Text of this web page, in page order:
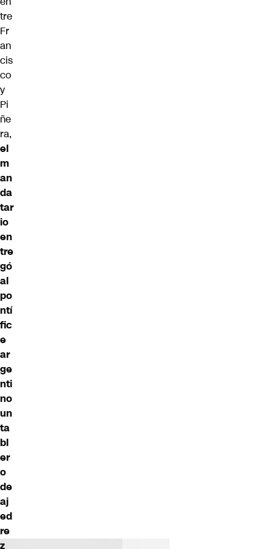
tre
Fr
an
cis
co
y
Pi
ñe
ra,
el
m
an
da
tar
io
en
tre
gó
al
po
ntí
fic
e
ar
ge
nti
no
un
ta
bl
er
o
de
aj
ed
re
z